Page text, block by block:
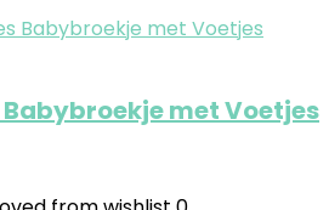
met Voetjes